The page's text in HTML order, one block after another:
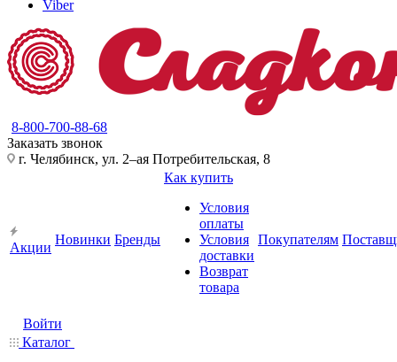
Viber
8-800-700-88-68
Заказать звонок
г. Челябинск, ул. 2–ая Потребительская, 8
Акции
Новинки Бренды
Как купить
Условия
оплаты
Условия
доставки
Возврат
товара
Покупателям
Войти
Каталог